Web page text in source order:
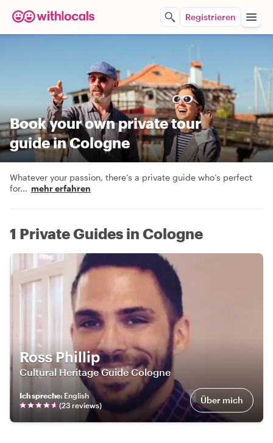
Registrieren
Book your own private tour
guide in Cologne
Whatever your passion, there’s a private guide who’s perfect
for... mehr erfahren
1 Private Guides in Cologne
Ross Phillip
Cultural Heritage Guide Cologne
Ich spreche: English
(23 reviews) Über mich